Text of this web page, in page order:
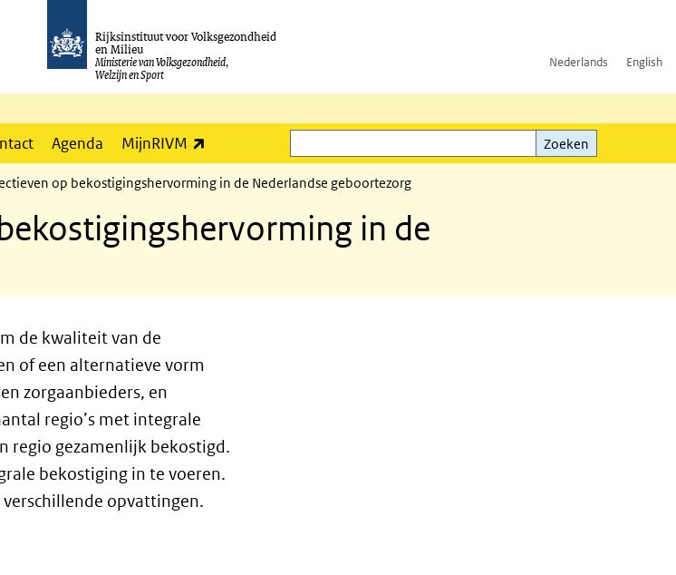
Rijksinstituut voor Volksgezondheid
en Milieu
Ministerie van Volksgezondheid,
Welzijn en Sport
Nederlands English
Agenda MijnRIVM
Zoeken
Zoeken
op bekostigingshervorming in de Nederlandse geboortezorg
in de
de kwaliteit van de
of een alternatieve vorm
zorgaanbieders, en
regio’s met integrale
regio gezamenlijk bekostigd.
bekostiging in te voeren.
opvattingen.